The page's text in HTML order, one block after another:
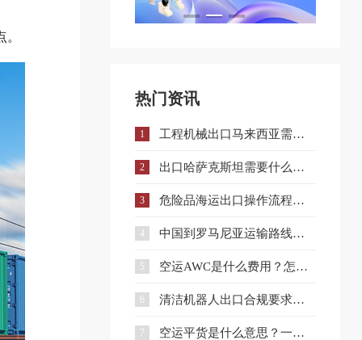
热门资讯
1 工程机械出口马来西亚需要什么手续和证件？
2 出口哈萨克斯坦需要什么认证？一文详解核心准入要求
3 危险品海运出口操作流程与注意事项全解析
4 中国到罗马尼亚运输路线详解与企业选择策略
5 空运AWC是什么费用？怎么收？和AWA有什么区别？
6 清洁机器人出口合规要求、流程与注意事项全解析
7 空运平货是什么意思？一文讲清计费规则及与重货、泡货的区别